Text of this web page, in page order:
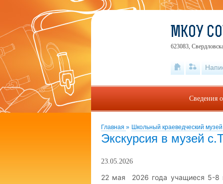
Главная » Школьный краеведческий
Экскурсия в музей
23.05.2026
22 мая 2026 года учащиеся 5-8
МКОУ
623083,
Сведения